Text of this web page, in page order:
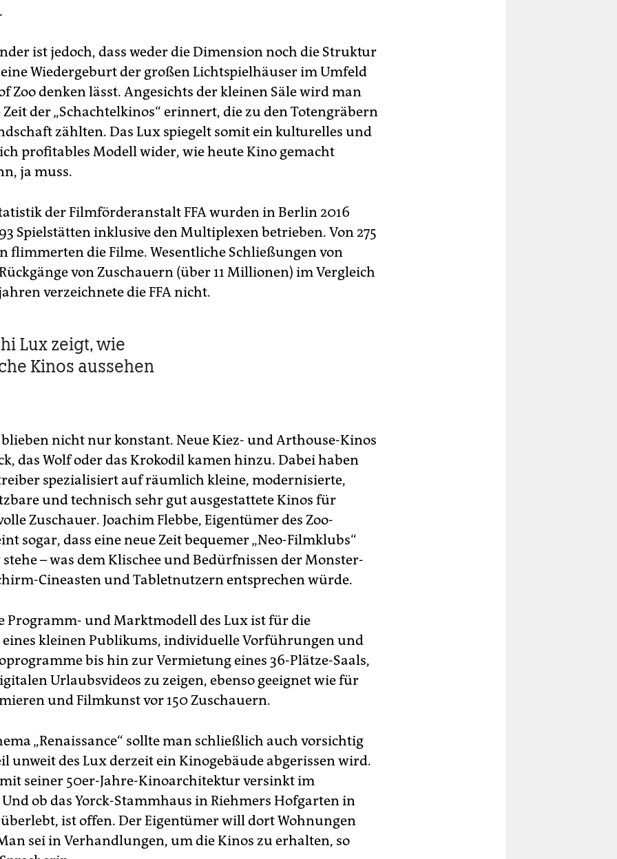
.
ist jedoch, dass weder die Dimension noch die Struktur
Wiedergeburt der großen Lichtspielhäuser im Umfeld
Zoo denken lässt. Angesichts der kleinen Säle wird man
Zeit der „Schachtelkinos“ erinnert, die zu den Totengräbern
zählten. Das Lux spiegelt somit ein kulturelles und
profitables Modell wider, wie heute Kino gemacht
ja muss.
der Filmförderanstalt FFA wurden in Berlin 2016
Spielstätten inklusive den Multiplexen betrieben. Von 275
flimmerten die Filme. Wesentliche Schließungen von
von Zuschauern (über 11 Millionen) im Vergleich
verzeichnete die FFA nicht.
Lux zeigt, wie
Kinos aussehen
nicht nur konstant. Neue Kiez- und Arthouse-Kinos
das Wolf oder das Krokodil kamen hinzu. Dabei haben
spezialisiert auf räumlich kleine, modernisierte,
und technisch sehr gut ausgestattete Kinos für
Zuschauer. Joachim Flebbe, Eigentümer des Zoo-
sogar, dass eine neue Zeit bequemer „Neo-Filmklubs“
– was dem Klischee und Bedürfnissen der Monster-
Cineasten und Tabletnutzern entsprechen würde.
Programm- und Marktmodell des Lux ist für die
eines kleinen Publikums, individuelle Vorführungen und
bis hin zur Vermietung eines 36-Plätze-Saals,
Urlaubsvideos zu zeigen, ebenso geeignet wie für
und Filmkunst vor 150 Zuschauern.
„Renaissance“ sollte man schließlich auch vorsichtig
unweit des Lux derzeit ein Kinogebäude abgerissen wird.
seiner 50er-Jahre-Kinoarchitektur versinkt im
ob das Yorck-Stammhaus in Riehmers Hofgarten in
ist offen. Der Eigentümer will dort Wohnungen
sei in Verhandlungen, um die Kinos zu erhalten, so